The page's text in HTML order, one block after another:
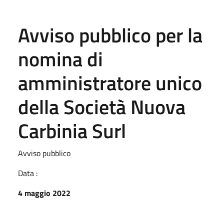
Avviso pubblico per la
nomina di
amministratore unico
della Società Nuova
Carbinia Surl
Avviso pubblico
Data :
4 maggio 2022